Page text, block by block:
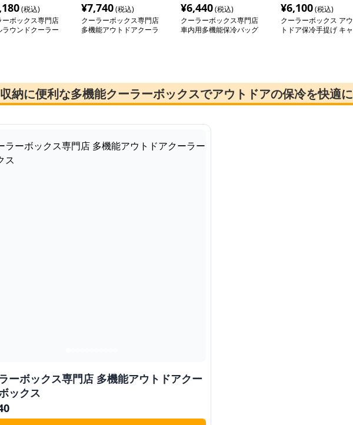
(税込)
ーボックス専門店
ラウンドクーラー
¥7,740(税込)
クーラーボックス専門店
多機能アウトドアクーラ
¥6,440(税込)
クーラーボックス専門店
車内用多機能保冷バッグ
¥6,100(税込)
クーラーボックス アウ
トドア保冷手提げ キャ
納に便利な多機能クーラーボックスでアウトドアの保冷を快適に
ーボックス専門店 多機能アウトドアクー
ックス